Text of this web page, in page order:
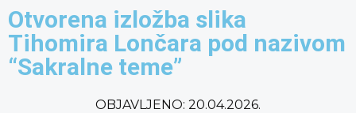
content
Otvorena izložba slika
Tihomira Lončara pod nazivom
“Sakralne teme”
OBJAVLJENO: 20.04.2026.